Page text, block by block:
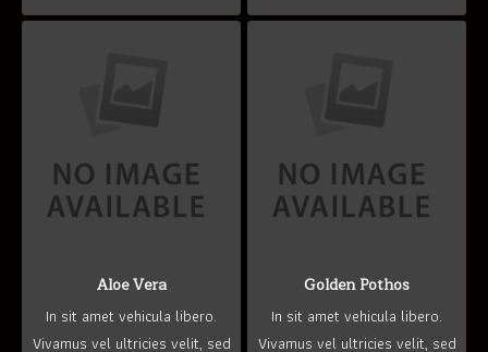
Aloe Vera
In sit amet vehicula libero.
Vivamus vel ultricies velit, sed
Golden Pothos
In sit amet vehicula libero.
Vivamus vel ultricies velit, sed